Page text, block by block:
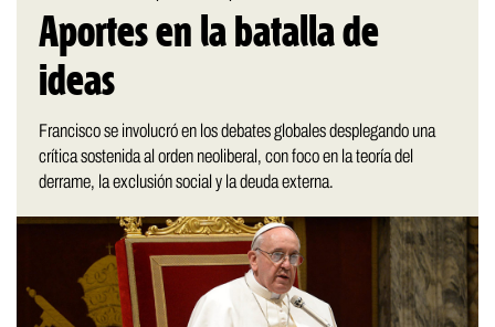
Aportes en la batalla de
ideas
Francisco se involucró en los debates globales desplegando una
crítica sostenida al orden neoliberal, con foco en la teoría del
derrame, la exclusión social y la deuda externa.